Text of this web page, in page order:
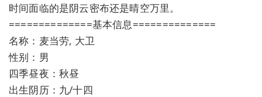
时间面临的是阴云密布还是晴空万里。
==============基本信息==============
名称：麦当劳, 大卫
性别：男
四季昼夜：秋昼
出生阴历：九/十四